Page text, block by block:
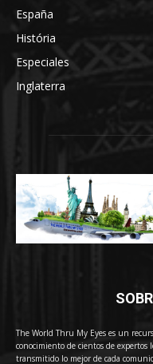
España
História
Especiales
Inglaterra
The World Thru My Eyes es un
conocimiento de cientos de expertos
transmitido lo mejor de cada